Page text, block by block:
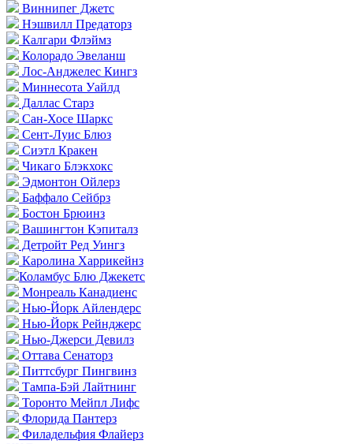
Виннипег Джетс
Нэшвилл Предаторз
Калгари Флэймз
Колорадо Эвеланш
Лос-Анджелес Кингз
Миннесота Уайлд
Даллас Старз
Сан-Хосе Шаркс
Сент-Луис Блюз
Сиэтл Кракен
Чикаго Блэкхокс
Эдмонтон Ойлерз
Баффало Сейбрз
Бостон Брюинз
Вашингтон Кэпиталз
Детройт Ред Уингз
Каролина Харрикейнз
Коламбус Блю Джекетс
Монреаль Канадиенс
Нью-Йорк Айлендерс
Нью-Йорк Рейнджерс
Нью-Джерси Девилз
Оттава Сенаторз
Питтсбург Пингвинз
Тампа-Бэй Лайтнинг
Торонто Мейпл Лифс
Флорида Пантерз
Филадельфия Флайерз